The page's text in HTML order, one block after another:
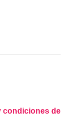
condiciones de